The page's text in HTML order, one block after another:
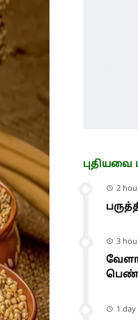
புதியவை
2
3
பெண்
1 day